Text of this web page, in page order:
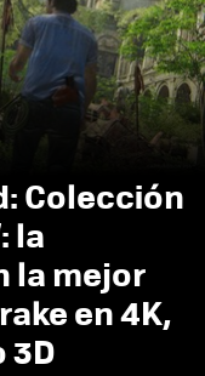
Colección
la
la mejor
en 4K,
3D